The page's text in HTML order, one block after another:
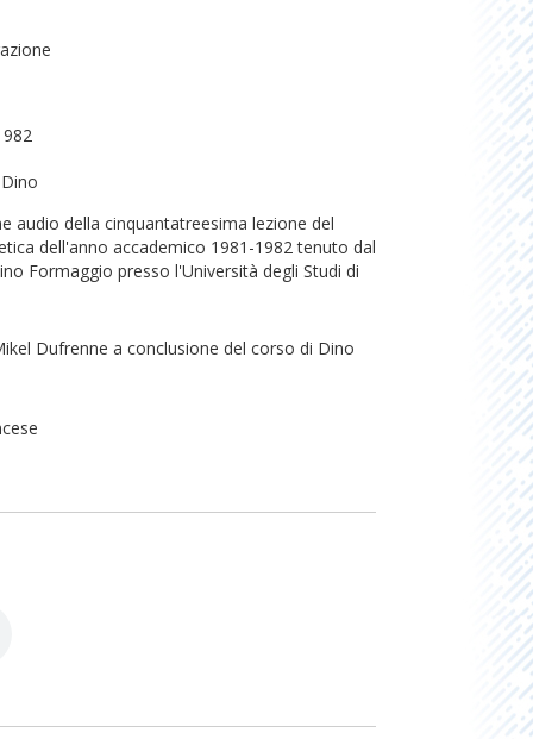
audio della cinquantatreesima lezione del
dell'anno accademico 1981-1982 tenuto dal
Formaggio presso l'Università degli Studi di
Dufrenne a conclusione del corso di Dino